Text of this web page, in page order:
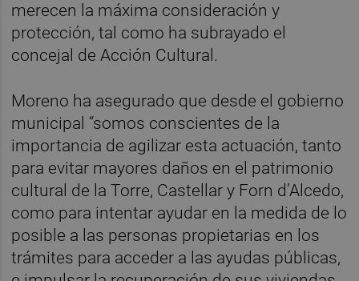
merecen la máxima consideración y
protección, tal como ha subrayado el
concejal de Acción Cultural.
Moreno ha asegurado que desde el gobierno
municipal “somos conscientes de la
importancia de agilizar esta actuación, tanto
para evitar mayores daños en el patrimonio
cultural de la Torre, Castellar y Forn d’Alcedo,
como para intentar ayudar en la medida de lo
posible a las personas propietarias en los
trámites para acceder a las ayudas públicas,